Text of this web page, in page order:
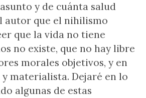
y de cuánta salud
autor que el nihilismo
que la vida no tiene
no existe, que no hay libre
morales objetivos, y en
materialista. Dejaré en lo
algunas de estas